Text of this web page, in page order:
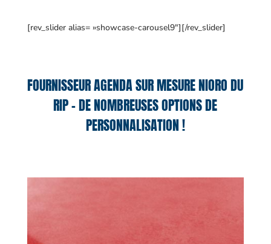
[rev_slider alias= »showcase-carousel9″][/rev_slider]
FOURNISSEUR AGENDA SUR MESURE NIORO DU
RIP – DE NOMBREUSES OPTIONS DE
PERSONNALISATION !